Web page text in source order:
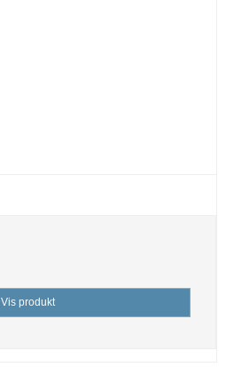
Vis produkt